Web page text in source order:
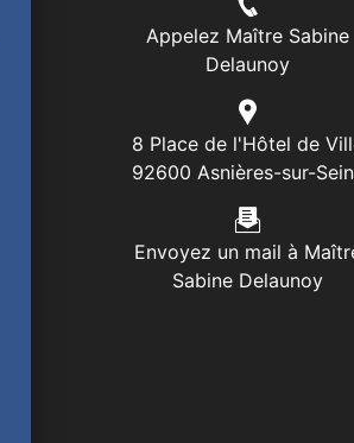
Appelez Maître Sabine
Delaunoy
8 Place de l'Hôtel de
92600 Asnières-sur-
Envoyez un mail à
Sabine Delaunoy